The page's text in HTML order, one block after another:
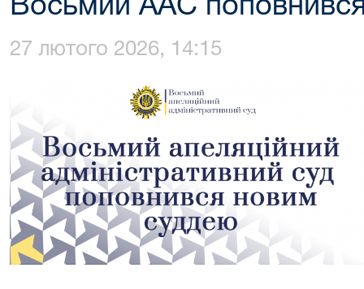
Восьмий ААС
27 лютого 2026, 14:15